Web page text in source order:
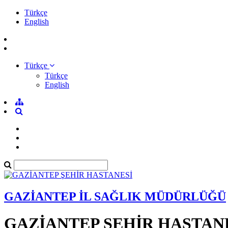
Türkçe
English
Türkçe
Türkçe
English
GAZİANTEP İL SAĞLIK MÜDÜRLÜĞÜ
GAZİANTEP ŞEHİR